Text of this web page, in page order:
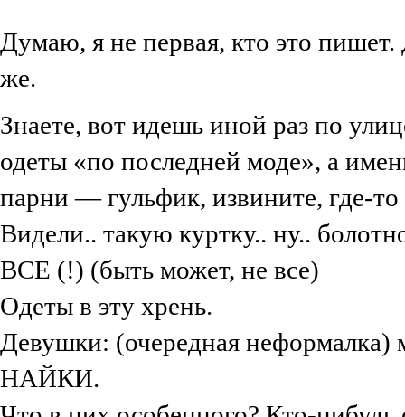
Думаю, я не первая, кто это
же.
Знаете, вот идешь иной раз по
одеты «по последней моде», а
парни — гульфик, извините, где-то
Видели.. такую куртку.. ну..
ВСЕ (!) (быть может, не все)
Одеты в эту хрень.
Девушки: (очередная
НАЙКИ.